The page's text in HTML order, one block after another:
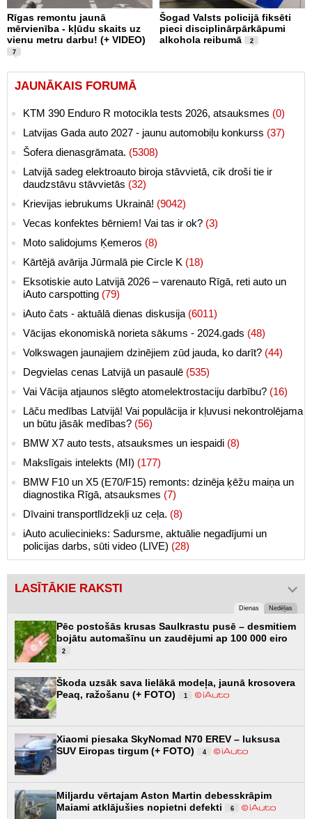
Rīgas remontu jaunā
mērvienība - kļūdu skaits uz
vienu metru darbu! (+ VIDEO)
7
Šogad Valsts policijā fiksēti
pieci disciplinārpārkāpumi
alkohola reibumā
2
JAUNĀKAIS FORUMĀ
KTM 390 Enduro R motocikla tests 2026, atsauksmes (0)
Latvijas Gada auto 2027 - jaunu automobiļu konkurss (37)
Šofera dienasgrāmata. (5308)
Latvijā sadeg elektroauto biroja stāvvietā, cik droši tie ir
daudzstāvu stāvvietās (32)
Krievijas iebrukums Ukrainā! (9042)
Vecas konfektes bērniem! Vai tas ir ok? (3)
Moto salidojums Ķemeros (8)
Kārtējā avārija Jūrmalā pie Circle K (18)
Eksotiskie auto Latvijā 2026 – varenauto Rīgā, reti auto un
iAuto carspotting (79)
iAuto čats - aktuālā dienas diskusija (6011)
Vācijas ekonomiskā norieta sākums - 2024.gads (48)
Volkswagen jaunajiem dzinējiem zūd jauda, ko darīt? (44)
Degvielas cenas Latvijā un pasaulē (535)
Vai Vācija atjaunos slēgto atomelektrostaciju darbību? (16)
Lāču medības Latvijā! Vai populācija ir kļuvusi nekontrolējama
un būtu jāsāk medības? (56)
BMW X7 auto tests, atsauksmes un iespaidi (8)
Makslīgais intelekts (MI) (177)
BMW F10 un X5 (E70/F15) remonts: dzinēja ķēžu maiņa un
diagnostika Rīgā, atsauksmes (7)
Dīvaini transportlīdzekļi uz ceļa. (8)
iAuto aculiecinieks: Sadursme, aktuālie negadījumi un
policijas darbs, sūti video (LIVE) (28)
LASĪTĀKIE RAKSTI
Dienas Nedēļas
Pēc postošās krusas Saulkrastu pusē – desmitiem
bojātu automašīnu un zaudējumi ap 100 000 eiro
2
Škoda uzsāk sava lielākā modeļa, jaunā krosovera
Peaq, ražošanu (+ FOTO)
1
Xiaomi piesaka SkyNomad N70 EREV – luksusa
SUV Eiropas tirgum (+ FOTO)
4
Miljardu vērtajam Aston Martin debesskrāpim
Maiami atklājušies nopietni defekti
6